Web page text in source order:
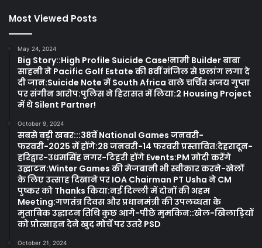
Most Viewed Posts
May 24, 2024
Big Story::High Profile Suicide Case!नामी Builder बाबा
साहनी ने Pacific Golf Estate की 8वीं मंजिल से छलांग लगा दे
दी जान:Suicide Note में South Africa वाले चर्चित अजय गुप्ता
पर संगीन आरोप:पुलिस ने हिरासत में लिया:2 Housing Project
में थे Silent Partner!
October 9, 2024
सबसे बड़ी खबर:::38वें National Games जनवरी-
फरवरी-2025 में होंगे:28 जनवरी-14 फरवरी प्रस्तावित:देहरादून-
हरिद्वार-उधमसिंह नगर-टिहरी होंगे Events:PM मोदी करेंगे
उद्घाटन:Winter Games की मेजबानी भी स्वीकार करने-खेलों
के लिए उत्साह दिखाने पर IOA Chairman PT Usha ने CM
पुष्कर को Thanks किया:नई दिल्ली में दोनों की अहम
Meeting:गणतंत्र दिवस और प्रधानमंत्री की उपलब्धता के
मुताबिक उद्घाटन तिथि कुछ आगे-पीछे मुमकिन::खेल-खिलाड़ियों
को प्रोत्साहन देने खुद मोर्चे पर उतरे PSD
October 21, 2024